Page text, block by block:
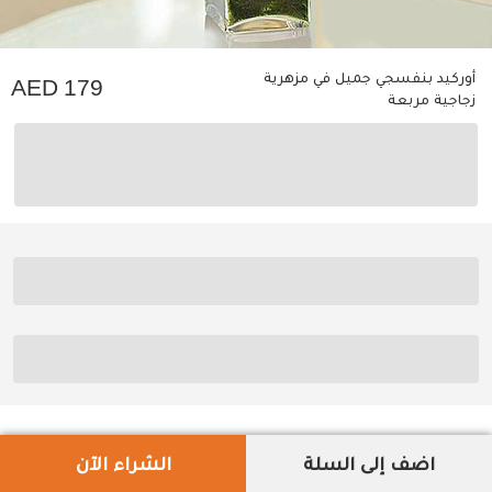
أوركيد بنفسجي جميل في مزهرية
زجاجية مربعة
179
اضف إلى السلة الشراء الآن